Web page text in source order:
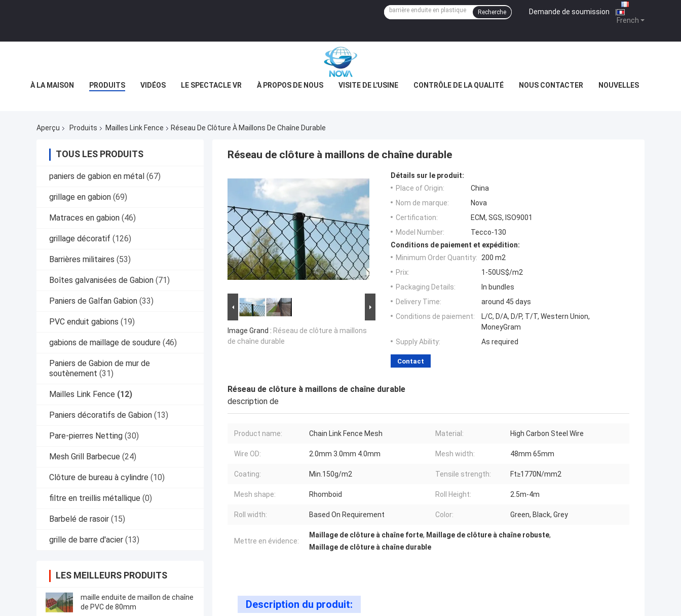
French
Demande de soumission |
Recherche
À LA MAISON PRODUITS VIDÉOS LE SPECTACLE VR À PROPOS DE NOUS VISITE DE L'USINE CONTRÔLE DE LA QUALITÉ NOUS CONTACTER NOUVELLES
Aperçu Produits Mailles Link Fence Réseau De Clôture À Maillons De Chaîne Durable
TOUS LES PRODUITS
paniers de gabion en métal (67)
grillage en gabion (69)
Matraces en gabion (46)
grillage décoratif (126)
Barrières militaires (53)
Boîtes galvanisées de Gabion (71)
Paniers de Galfan Gabion (33)
PVC enduit gabions (19)
gabions de maillage de soudure (46)
Paniers de Gabion de mur de
soutènement (31)
Mailles Link Fence (12)
Paniers décoratifs de Gabion (13)
Pare-pierres Netting (30)
Mesh Grill Barbecue (24)
Clôture de bureau à cylindre (10)
filtre en treillis métallique (0)
Barbelé de rasoir (15)
grille de barre d'acier (13)
LES MEILLEURS PRODUITS
maille enduite de maillon de chaîne
de PVC de 80mm
Réseau de clôture à maillons de chaîne durable
Image Grand : Réseau de clôture à maillons
de chaîne durable
Détails sur le produit:
Place of Origin:
China
Nom de marque:
Nova
Certification:
ECM, SGS, ISO9001
Model Number:
Tecco-130
Conditions de paiement et expédition:
Minimum Order Quantity: 200 m2
Prix:
1-50US$/m2
Packaging Details:
In bundles
Delivery Time:
around 45 days
Conditions de paiement:
L/C, D/A, D/P, T/T, Western Union,
MoneyGram
Supply Ability:
As required
Contact
Réseau de clôture à maillons de chaîne durable
description de
Product name: Chain Link Fence Mesh Material: High Carbon Steel Wire
Wire OD: 2.0mm 3.0mm 4.0mm Mesh width: 48mm 65mm
Coating: Min.150g/m2 Tensile strength: Ft≥1770N/mm2
Mesh shape: Rhomboid Roll Height: 2.5m-4m
Roll width: Based On Requirement Color: Green, Black, Grey
Mettre en évidence:
Maillage de clôture à chaîne forte, Maillage de clôture à chaîne robuste,
Maillage de clôture à chaîne durable
Description du produit: